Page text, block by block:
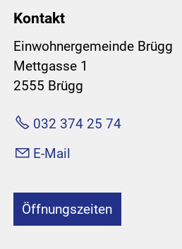
Kontakt
Einwohnergemeinde Brügg
Mettgasse 1
2555 Brügg
032 374 25 74
E-Mail
Öffnungszeiten